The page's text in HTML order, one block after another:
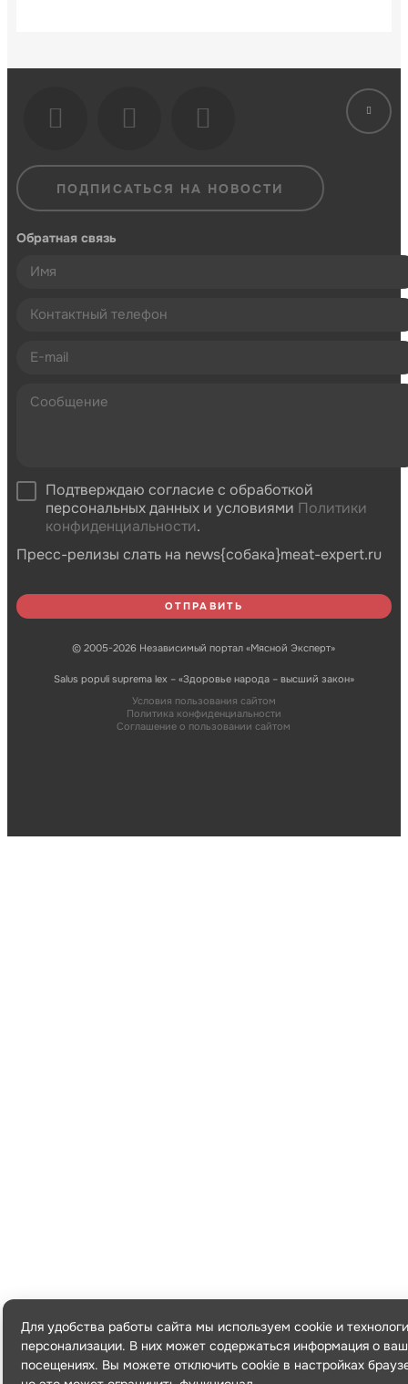
ПОДПИСАТЬСЯ НА НОВОСТИ
Обратная связь
Подтверждаю согласие с обработкой
персональных данных и условиями Политики
конфиденциальности.
Пресс-релизы слать на news{собака}meat-expert.ru
© 2005-2026 Независимый портал «Мясной Эксперт»
Salus populi suprema lex – «Здоровье народа – высший закон»
Условия пользования сайтом
Политика конфиденциальности
Соглашение о пользовании сайтом
Для удобства работы сайта мы используем cookie и
персонализации. В них может содержаться информация о
посещениях. Вы можете отключить cookie в настройках